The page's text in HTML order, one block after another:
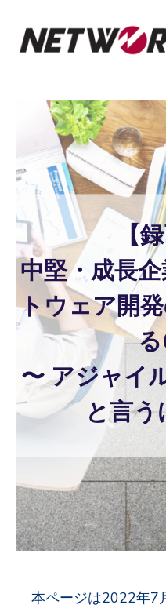
【
中堅・成長
トウェア開
〜 アジャイ
と言
本ページは2022年7